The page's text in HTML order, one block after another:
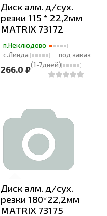
Диск алм. д/сух.
резки 115 * 22,2мм
MATRIX 73172
п.Неклюдово
с.Линда
под заказ
(1-7дней)
266.0 ₽
Диск алм. д/сух.
резки 180*22,2мм
MATRIX 73175